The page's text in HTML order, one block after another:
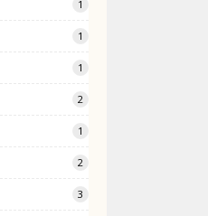
1
1
1
2
1
2
3